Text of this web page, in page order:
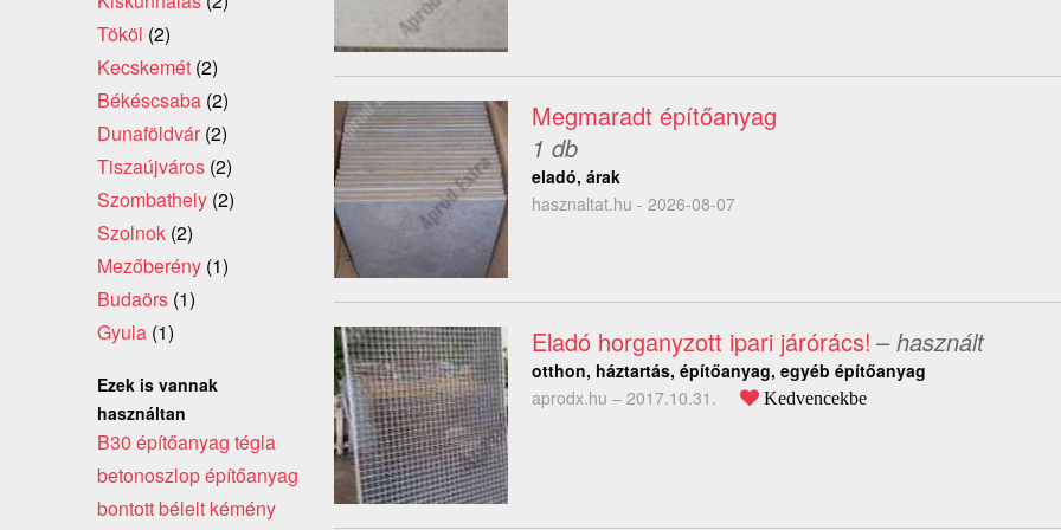
Megmaradt építőanyag
1 db
eladó, árak
hasznaltat.hu - 2026-08-07
Eladó horganyzott ipari járórács! – használt
otthon, háztartás, építőanyag, egyéb építőanyag
aprodx.hu – 2017.10.31. Kedvencekbe
Tököl (2)
Kecskemét (2)
Békéscsaba (2)
Dunaföldvár (2)
Tiszaújváros (2)
Szombathely (2)
Szolnok (2)
Mezőberény (1)
Budaörs (1)
Gyula (1)
Ezek is vannak
használtan
B30 építőanyag tégla
betonoszlop építőanyag
bontott bélelt kémény